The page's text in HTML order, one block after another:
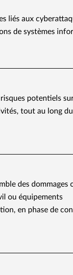
liés aux
de systèmes
potentiels
tout au long
des dommages
ou équipements
en phase de